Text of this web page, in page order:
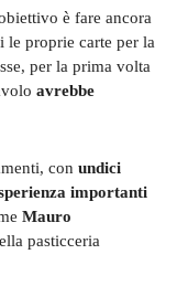
è fare ancora
proprie carte per la
per la prima volta
avrebbe
con undici
importanti
Mauro
pasticceria